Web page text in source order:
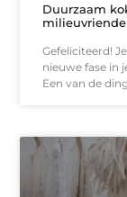
Duurzaam
Gefeliciteerd!
nieuwe fase in
Een van de